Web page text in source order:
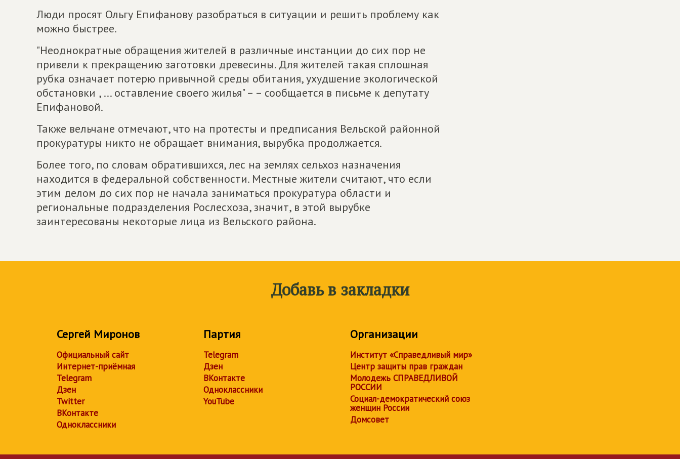
Люди просят Ольгу Епифанову разобраться в ситуации и решить проблему как
можно быстрее.
"Неоднократные обращения жителей в различные инстанции до сих пор не
привели к прекращению заготовки древесины. Для жителей такая сплошная
рубка означает потерю привычной среды обитания, ухудшение экологической
обстановки , ... оставление своего жилья" – – сообщается в письме к депутату
Епифановой.
Также вельчане отмечают, что на протесты и предписания Вельской районной
прокуратуры никто не обращает внимания, вырубка продолжается.
Более того, по словам обратившихся, лес на землях сельхоз назначения
находится в федеральной собственности. Местные жители считают, что если
этим делом до сих пор не начала заниматься прокуратура области и
региональные подразделения Рослесхоза, значит, в этой вырубке
заинтересованы некоторые лица из Вельского района.
Добавь в закладки
Сергей Миронов
Официальный сайт
Интернет-приёмная
Telegram
Дзен
Twitter
ВКонтакте
Одноклассники
Партия
Telegram
Дзен
ВКонтакте
Одноклассники
YouTube
Организации
Институт «Справедливый мир»
Центр защиты прав граждан
Молодежь СПРАВЕДЛИВОЙ
РОССИИ
Социал-демократический союз
женщин России
Домсовет